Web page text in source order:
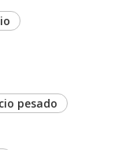
pesado